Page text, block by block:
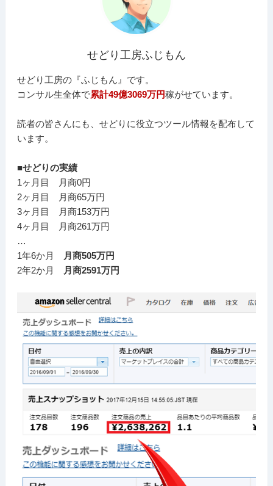
せどり工房ふじもん
せどり工房の『ふじもん』です。
コンサル生全体で累計49億3069万円稼がせています。
読者の皆さんにも、せどりに役立つツール情報を配布して
います。
■せどりの実績
1ヶ月目 月商0円
2ヶ月目 月商65万円
3ヶ月目 月商153万円
4ヶ月目 月商261万円
…
1年6か月
月商505万円
2年2か月
月商2591万円